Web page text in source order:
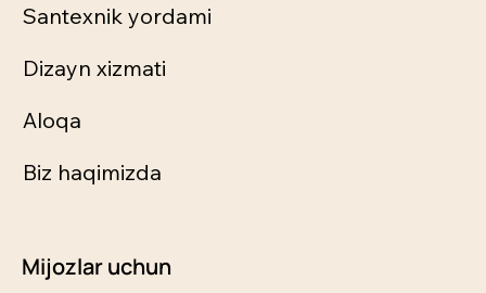
Santexnik yordami
Dizayn xizmati
Aloqa
Biz haqimizda
Mijozlar uchun